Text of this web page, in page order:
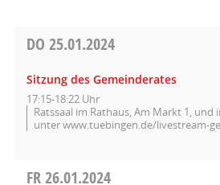
DO 25.01.2024
Sitzung des Gemeinderates
17:15-18:22 Uhr
Ratssaal im Rathaus, Am Markt 1, und
unter www.tuebingen.de/livestream-
FR26.01.2024